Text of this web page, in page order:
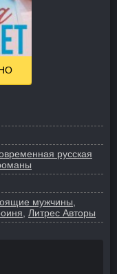
русская
мужчины
Литрес Авторы